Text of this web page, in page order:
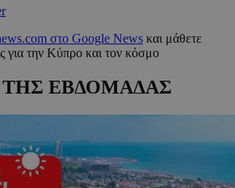
στο Google News και μάθετε
για την Κύπρο και τον κόσμο
ΤΗΣ ΕΒΔΟΜΑΔΑΣ